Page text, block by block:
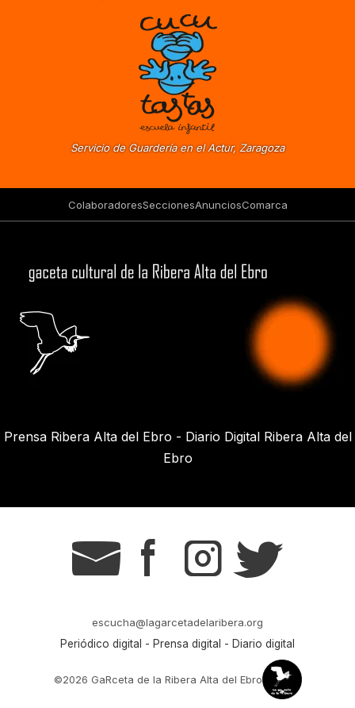
Servicio de Guardería en el Actur, Zaragoza
ColaboradoresSeccionesAnunciosComarca
Prensa Ribera Alta del Ebro - Diario Digital Ribera Alta del
Ebro
g s t r
escucha@lagarcetadelaribera.org
Periódico digital - Prensa digital - Diario digital
©2026 GaRceta de la Ribera Alta del Ebro